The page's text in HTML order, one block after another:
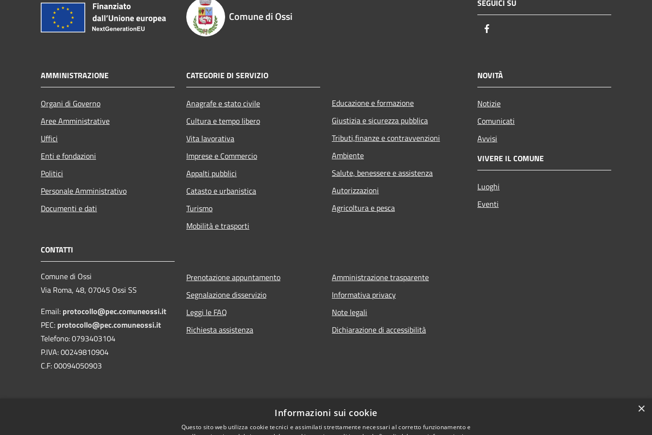
Comune di Ossi
SEGUICI SU
AMMINISTRAZIONE
Organi di Governo
Aree Amministrative
Uffici
Enti e fondazioni
Politici
Personale Amministrativo
Documenti e dati
CATEGORIE DI SERVIZIO
Anagrafe e stato civile
Cultura e tempo libero
Vita lavorativa
Imprese e Commercio
Appalti pubblici
Catasto e urbanistica
Turismo
Mobilità e trasporti
Educazione e formazione
Giustizia e sicurezza pubblica
Tributi,finanze e contravvenzioni
Ambiente
Salute, benessere e assistenza
Autorizzazioni
Agricoltura e pesca
NOVITÀ
Notizie
Comunicati
Avvisi
VIVERE IL COMUNE
Luoghi
Eventi
CONTATTI
Comune di Ossi
Via Roma, 48, 07045 Ossi SS
Email: protocollo@pec.comuneossi.it
PEC: protocollo@pec.comuneossi.it
Telefono: 0793403104
P.IVA: 00249810904
C.F: 00094050903
Prenotazione appuntamento
Segnalazione disservizio
Leggi le FAQ
Richiesta assistenza
Amministrazione trasparente
Informativa privacy
Note legali
Dichiarazione di accessibilità
×
Informazioni sui cookie
Questo sito web utilizza cookie tecnici e assimilati strettamente necessari al corretto funzionamento e